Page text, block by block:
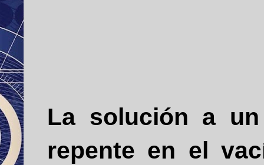
La solución a
repente en el